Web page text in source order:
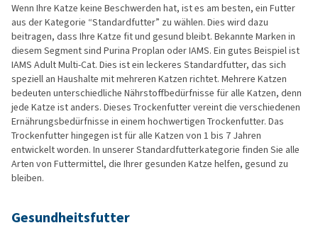
Wenn Ihre Katze keine Beschwerden hat, ist es am besten, ein Futter
aus der Kategorie “Standardfutter” zu wählen. Dies wird dazu
beitragen, dass Ihre Katze fit und gesund bleibt. Bekannte Marken in
diesem Segment sind Purina Proplan oder IAMS. Ein gutes Beispiel ist
IAMS Adult Multi-Cat. Dies ist ein leckeres Standardfutter, das sich
speziell an Haushalte mit mehreren Katzen richtet. Mehrere Katzen
bedeuten unterschiedliche Nährstoffbedürfnisse für alle Katzen, denn
jede Katze ist anders. Dieses Trockenfutter vereint die verschiedenen
Ernährungsbedürfnisse in einem hochwertigen Trockenfutter. Das
Trockenfutter hingegen ist für alle Katzen von 1 bis 7 Jahren
entwickelt worden. In unserer Standardfutterkategorie finden Sie alle
Arten von Futtermittel, die Ihrer gesunden Katze helfen, gesund zu
bleiben.
Gesundheitsfutter